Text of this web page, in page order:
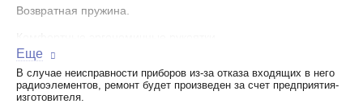
Возвратная пружина.
Вес: 130 г.
Длина: 160 мм.
Еще
В случае неисправности приборов из-за отказа входящих в него
радиоэлементов, ремонт будет произведен за счет предприятия-
изготовителя.